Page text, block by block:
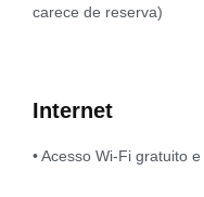
carece de reserva)
Internet
• Acesso Wi-Fi gratuito